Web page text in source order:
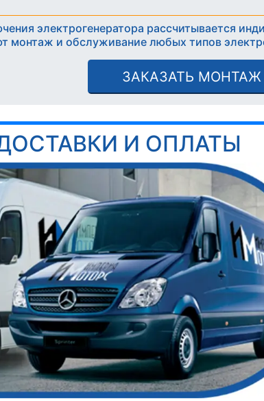
электрогенератора рассчитывается
и обслуживание любых типов
ЗАКАЗАТЬ МОНТАЖ
И ОПЛАТЫ